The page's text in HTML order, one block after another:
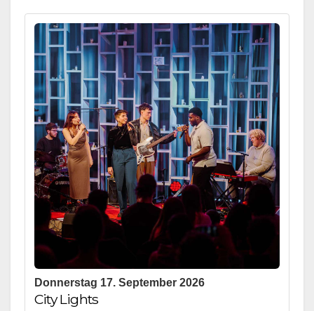
Donnerstag 17. September 2026
City Lights